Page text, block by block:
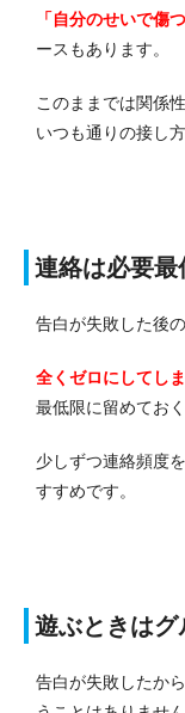
「自分のせいで傷
ースもあります。
このままでは関係
いつも通りの接し
連絡は必要最
告白が失敗した後
全くゼロにしてし
最低限に留めてお
少しずつ連絡頻度
すすめです。
遊ぶときはグ
告白が失敗したか